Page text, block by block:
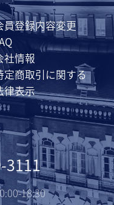
員登録内容変更
社情報
定商取引に関する
律表示
3111
18:30